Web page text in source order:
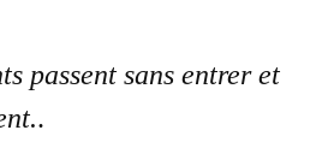
passent sans entrer et
.